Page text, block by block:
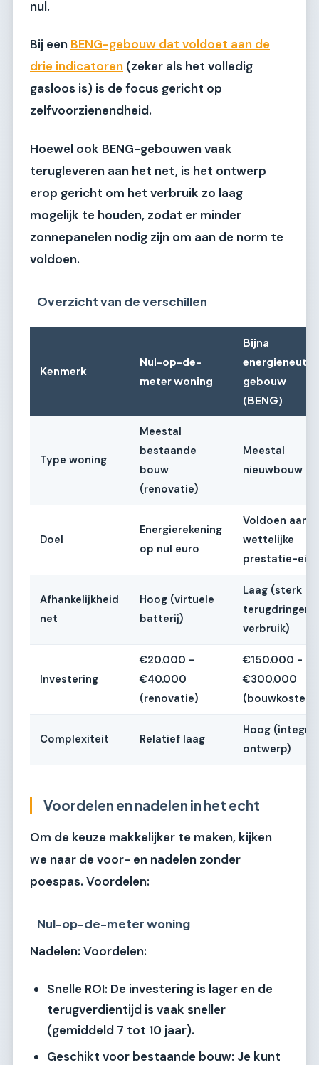
nul.
Bij een BENG-gebouw dat voldoet aan de
drie indicatoren (zeker als het volledig
gasloos is) is de focus gericht op
zelfvoorzienendheid.
Hoewel ook BENG-gebouwen vaak
terugleveren aan het net, is het ontwerp
erop gericht om het verbruik zo laag
mogelijk te houden, zodat er minder
zonnepanelen nodig zijn om aan de norm te
voldoen.
Overzicht van de verschillen
Kenmerk
Nul-op-de-
meter woning
Bijna
gebouw
(BENG)
Type woning
Meestal
bestaande
bouw
(renovatie)
Meestal
nieuwbouw
Doel
Energierekening
op nul euro
Voldoen aan
wettelijke
prestatie-
Afhankelijkheid
net
Hoog (virtuele
batterij)
Laag (sterk
terugdringen
verbruik)
Investering
€20.000 -
€40.000
(renovatie)
€150.000 -
€300.000
(bouwkosten)
Complexiteit Relatief laag
Hoog
ontwerp)
Voordelen en nadelen in het echt
Om de keuze makkelijker te maken, kijken
we naar de voor- en nadelen zonder
poespas. Voordelen:
Nul-op-de-meter woning
Nadelen: Voordelen:
Snelle ROI: De investering is lager en de
terugverdientijd is vaak sneller
(gemiddeld 7 tot 10 jaar).
Geschikt voor bestaande bouw: Je kunt